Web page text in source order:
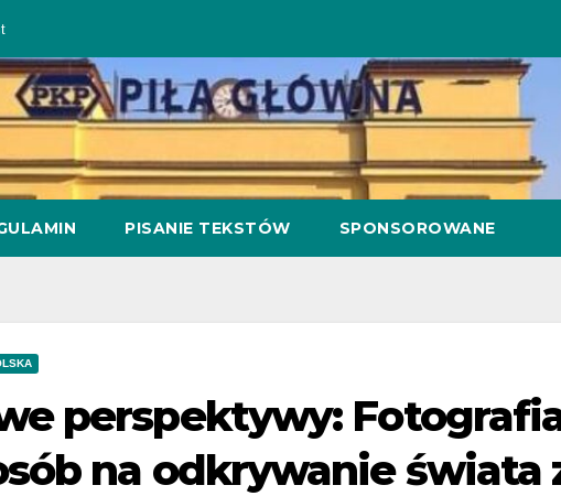
PISANIE TEKSTÓW SPONSOROWANE
perspektywy:
na odkrywanie świata